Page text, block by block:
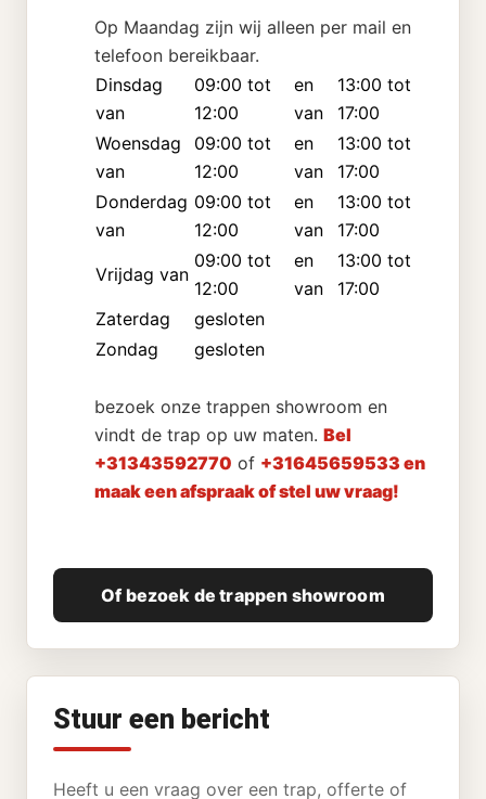
Op Maandag zijn wij alleen per mail en
telefoon bereikbaar.
Dinsdag
van
09:00 tot
12:00
en
van
13:00 tot
17:00
Woensdag
van
09:00 tot
12:00
en
van
13:00 tot
17:00
Donderdag
van
09:00 tot
12:00
en
van
13:00 tot
17:00
Vrijdag van
09:00 tot
12:00
en
van
13:00 tot
17:00
Zaterdag
gesloten
Zondag
gesloten
bezoek onze trappen showroom en
vindt de trap op uw maten. Bel
+31343592770 of +31645659533 en
maak een afspraak of stel uw vraag!
Of bezoek de trappen showroom
Stuur een bericht
Heeft u een vraag over een trap, offerte of